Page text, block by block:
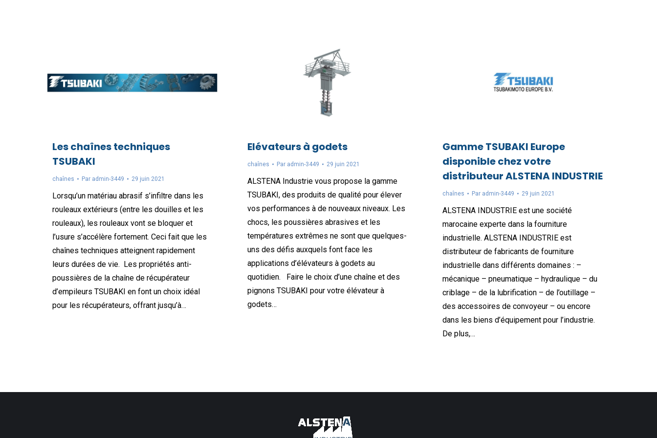
Les chaînes techniques
TSUBAKI
chaînes Par admin-3449 29 juin 2021
Lorsqu’un matériau abrasif s’infiltre dans les
rouleaux extérieurs (entre les douilles et les
rouleaux), les rouleaux vont se bloquer et
l’usure s’accélère fortement. Ceci fait que les
chaînes techniques atteignent rapidement
leurs durées de vie. Les propriétés anti-
poussières de la chaîne de récupérateur
d’empileurs TSUBAKI en font un choix idéal
pour les récupérateurs, offrant jusqu’à…
Elévateurs à godets
chaînes Par admin-3449 29 juin 2021
ALSTENA Industrie vous propose la gamme
TSUBAKI, des produits de qualité pour élever
vos performances à de nouveaux niveaux. Les
chocs, les poussières abrasives et les
températures extrêmes ne sont que quelques-
uns des défis auxquels font face les
applications d’élévateurs à godets au
quotidien. Faire le choix d’une chaîne et des
pignons TSUBAKI pour votre élévateur à
godets…
Gamme TSUBAKI Europe
disponible chez votre
distributeur ALSTENA INDUSTRIE
chaînes Par admin-3449 29 juin 2021
ALSTENA INDUSTRIE est une société
marocaine experte dans la fourniture
industrielle. ALSTENA INDUSTRIE est
distributeur de fabricants de fourniture
industrielle dans différents domaines : –
mécanique – pneumatique – hydraulique – du
criblage – de la lubrification – de l’outillage –
des accessoires de convoyeur – ou encore
dans les biens d’équipement pour l’industrie.
De plus,…